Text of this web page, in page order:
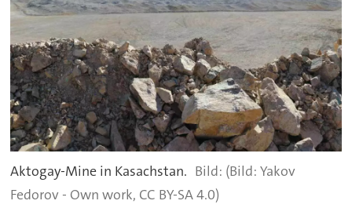
Aktogay-Mine in Kasachstan.
(Bild: Yakov
Fedorov - Own work, CC BY-SA 4.0)